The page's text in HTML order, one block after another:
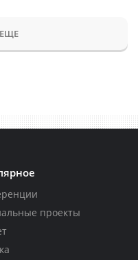
проекты